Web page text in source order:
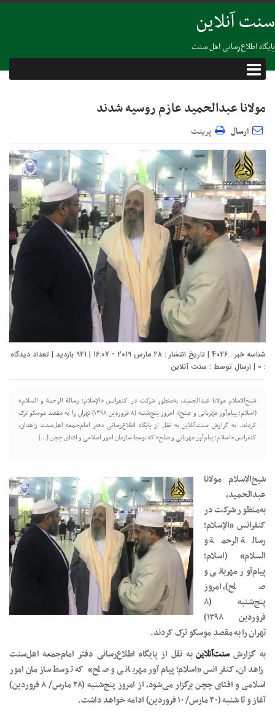
سنت آنلاین
پایگاه اطلاع‌رسانی اهل سنت
مولانا عبدالحمید عازم روسیه شدند
ارسال پرینت
شناسه خبر : 4026 | تاریخ انتشار : 28 مارس 2019 - 16:07 | 921 بازدید | تعداد دیدگاه
:
0 | ارسال توسط : سنت آنلاین
شیخ‌الاسلام مولانا عبدالحمید، به‌منظور شرکت در کنفرانس «الإسلام؛ رسالة الرحمة و السلام»
(اسلام؛ پیام‌آور مهربانی و صلح)، امروز پنج‌شنبه (٨ فروردین ١٣٩٨) تهران را به مقصد موسکو ترک
کردند. به گزارش سنت‌آنلاین به نقل از پایگاه اطلاع‌رسانی دفتر امام‌جمعه اهل‌سنت زاهدان،
کنفرانس «اسلام؛ پیام‌آور مهربانی و صلح» که توسط سازمان امور اسلامی و افتای چچن […]
شیخ‌الاسلام مولانا
عبدالحمید،
به‌منظور شرکت در
کنفرانس «الإسلام؛
رسالة الرحمة و
السلام» (اسلام؛
پیام‌آور مهربانی و
صلح)، امروز
پنج‌شنبه (٨
فروردین ١٣٩٨)
تهران را به مقصد موسکو ترک کردند.
به گزارشسنت‌آنلاینبه نقل از پایگاه اطلاع‌رسانی دفتر امام‌جمعه اهل‌سنت
زاهدان، کنفرانس «اسلام؛ پیام‌آور مهربانی و صلح» که توسط سازمان امور
اسلامی و افتای چچن برگزار می‌شود، از امروز پنج‌شنبه (٢٨ مارس/ ٨ فروردین)
آغاز و تا شنبه (٣٠ مارس/ ١٠ فروردین) ادامه خواهد داشت.